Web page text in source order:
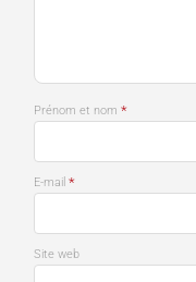
Prénom et nom *
E-mail *
Site web